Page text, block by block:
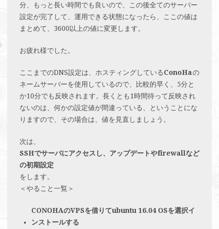
分、もっと長い時間でも良いので、この後全てのサーバー
設定が完了して、運用できる状態になったら、ここの値は
まとめて、3600以上の値に変更します。
お疲れ様でした。
ここまでのDNS設定は、ホスティングしているConoHaの
ネームサーバーを使用しているので、比較的早く、5分と
か10分でも反映されます。長くとも1時間待って反映され
ないのは、何かの設定値が間違っている、ということにな
りますので、その場合は、値を見直しましょう。
次は、
SSHでサーバにアクセスし、アップデートやfirewallなど
の初期設定
をします。
＜やること一覧＞
CONOHAのVPSを借りてubuntu 16.04 OSを選択イ
ンストールする